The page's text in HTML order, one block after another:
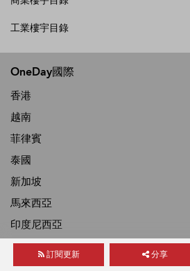
訂閱更新 分享
工業樓宇目錄
OneDay國際
香港
越南
菲律賓
泰國
新加坡
馬來西亞
印度尼西亞